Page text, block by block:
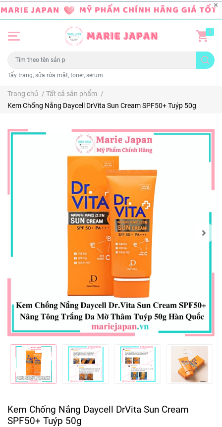
Tẩy trang, sữa rửa mặt, toner, serum
0
Trang chủ / Tất cả sản phẩm /
Kem Chống Nắng Daycell DrVita Sun Cream SPF50+ Tuýp 50g
Kem Chống Nắng Daycell DrVita Sun Cream
SPF50+ Tuýp 50g